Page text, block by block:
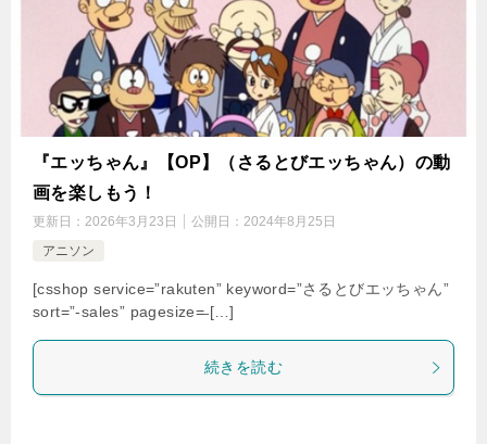
『エッちゃん』【OP】（さるとびエッちゃん）の動
画を楽しもう！
更新日： 2026年3月23日 公開日： 2024年8月25日
アニソン
[csshop service=”rakuten” keyword=”さるとびエッちゃん”
sort=”-sales” pagesize=̶ […]
続きを読む